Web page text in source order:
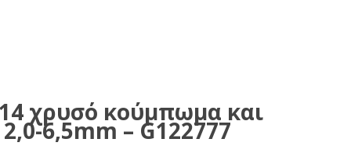
χρυσό κούμπωμα και
6,5mm – G122777